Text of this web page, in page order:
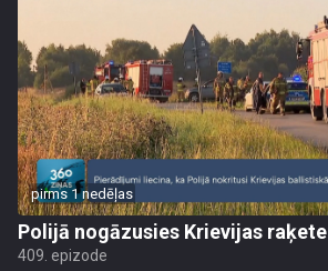
pirms 1 nedēļas
Polijā nogāzusies Krievijas raķete
409. epizode